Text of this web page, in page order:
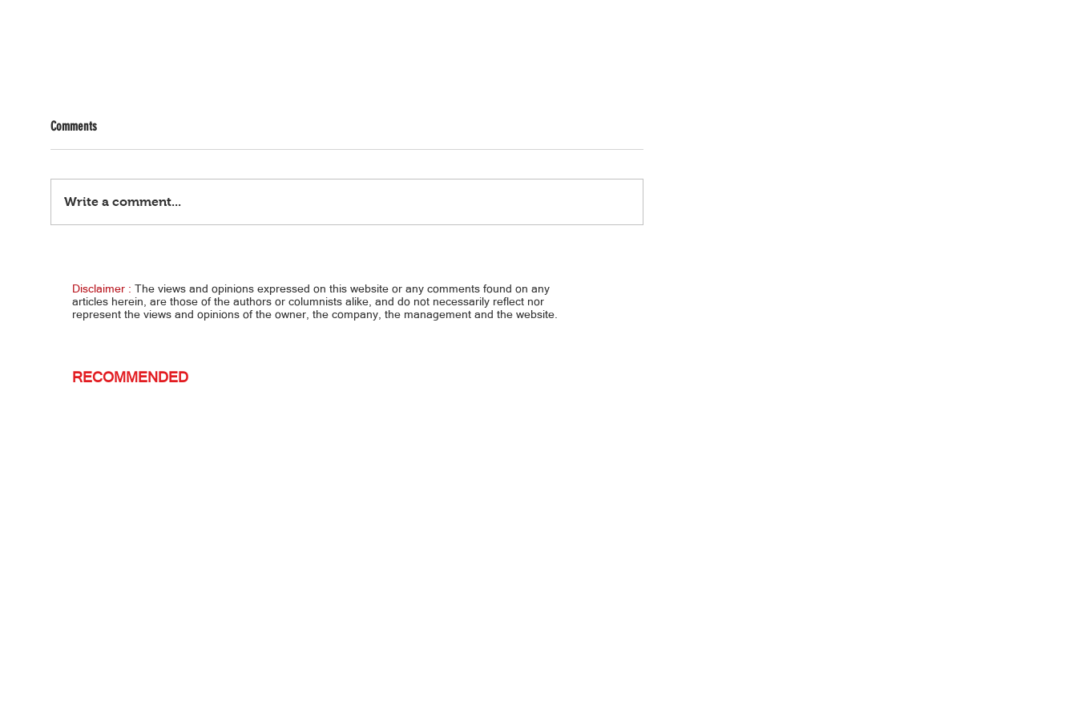
Comments
Write a comment...
Disclaimer : The views and opinions expressed on this website or any comments found on any
articles herein, are those of the authors or columnists alike, and do not necessarily reflect nor
represent the views and opinions of the owner, the company, the management and the website.
RECOMMENDED